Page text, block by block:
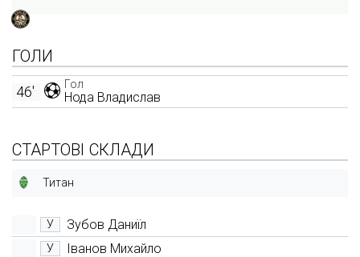
ГОЛИ
Гол
Нода Владислав
46'
СТАРТОВІ СКЛАДИ
Титан
У Зубов Даниїл
У Іванов Михайло